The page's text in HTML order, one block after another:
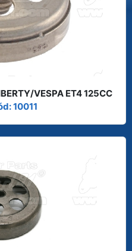
VESPA ET4 125CC
10011